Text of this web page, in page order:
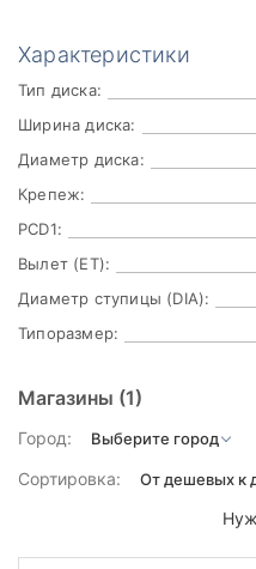
Характеристики
Тип диска:
Ширина диска:
Диаметр диска:
Крепеж:
PCD1:
Вылет (ET):
Диаметр ступицы (DIA):
Типоразмер:
Магазины (1)
Город:
Сортировка: